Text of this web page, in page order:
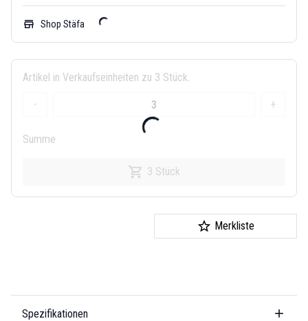
store Shop Stäfa
Artikel in Verkaufseinheiten zu 3 Stück.
- +
Summe
3 Stück
Merkliste
Spezifikationen